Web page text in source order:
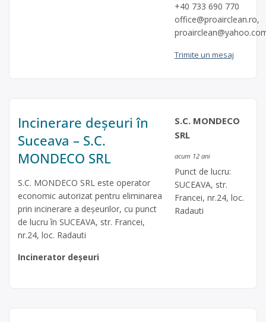
+40 733 690 770
office@proairclean.ro,
Trimite un mesaj
Incinerare deșeuri în
Suceava – S.C.
MONDECO SRL
S.C. MONDECO SRL este operator
economic autorizat pentru eliminarea
prin incinerare a deşeurilor, cu punct
de lucru în SUCEAVA, str. Francei,
nr.24, loc. Radauti
Incinerator deșeuri
S.C. MONDECO
SRL
acum 12 ani
Punct de lucru:
SUCEAVA, str.
Francei, nr.24, loc.
Radauti